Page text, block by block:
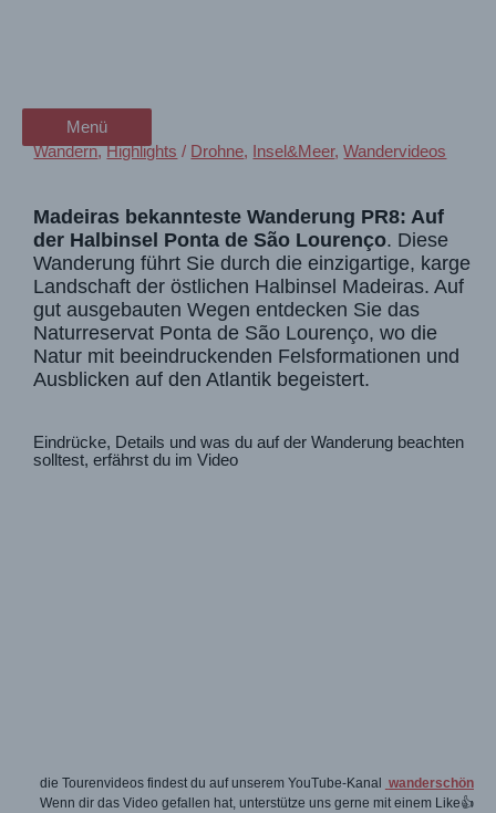
Menü
Menü
Wandern,Highlights / Drohne, Insel&Meer,Wandervideos
Madeiras bekannteste Wanderung PR8: Auf
der Halbinsel Ponta de São Lourenço. Diese
Wanderung führt Sie durch die einzigartige, karge
Landschaft der östlichen Halbinsel Madeiras. Auf
gut ausgebauten Wegen entdecken Sie das
Naturreservat Ponta de São Lourenço, wo die
Natur mit beeindruckenden Felsformationen und
Ausblicken auf den Atlantik begeistert.
Eindrücke, Details und was du auf der Wanderung beachten
solltest, erfährst du im Video
die Tourenvideos findest du auf unserem YouTube-Kanal wanderschön
Wenn dir das Video gefallen hat, unterstütze uns gerne mit einem Like👍